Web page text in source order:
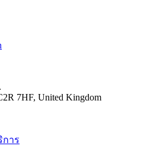
7HF, United Kingdom
การ